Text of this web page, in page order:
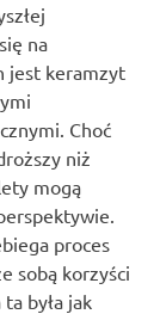
na
jest keramzyt
Choć
niż
mogą
proces
sobą korzyści
była jak